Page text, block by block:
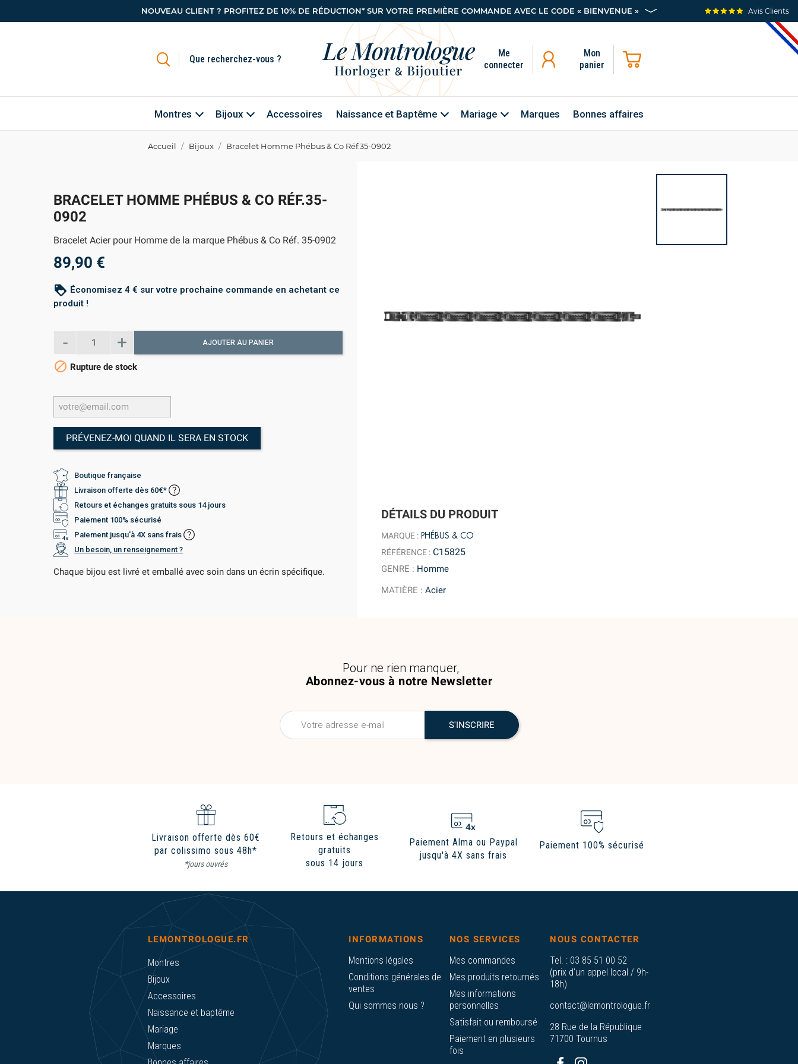
NOUVEAU CLIENT ? PROFITEZ DE 10% DE RÉDUCTION* SUR VOTRE PREMIÈRE COMMANDE AVEC LE CODE « BIENVENUE » Avis Clients
Me
connecter
Mon
panier
Montres Bijoux Accessoires Naissance et Baptême Mariage Marques Bonnes affaires
Accueil Bijoux Bracelet Homme Phébus & Co Réf.35-0902
DÉTAILS DU PRODUIT
MARQUE : PHÉBUS & CO
RÉFÉRENCE : C15825
GENRE : Homme
MATIÈRE : Acier
BRACELET HOMME PHÉBUS & CO RÉF.35-
0902
Bracelet Acier pour Homme de la marque Phébus & Co Réf. 35-0902
89,90 €
loyalty Économisez 4 € sur votre prochaine commande en achetant ce
produit !
AJOUTER AU PANIER
 Rupture de stock
PRÉVENEZ-MOI QUAND IL SERA EN STOCK
Boutique française
Livraison offerte dès 60€*
Retours et échanges gratuits sous 14 jours
Paiement 100% sécurisé
Paiement jusqu'à 4X sans frais
Un besoin, un renseignement ?
Chaque bijou est livré et emballé avec soin dans un écrin spécifique.
Abonnez-vous à notre Newsletter
Pour ne rien manquer,
Livraison offerte dès 60€
par colissimo sous 48h*
*jours ouvrés
Retours et échanges
gratuits
sous 14 jours
Paiement Alma ou Paypal
jusqu'à 4X sans frais
Paiement 100% sécurisé
LEMONTROLOGUE.FR
Montres
Bijoux
Accessoires
Naissance et baptême
Mariage
Marques
INFORMATIONS
Mentions légales
Conditions générales de
ventes
Qui sommes nous ?
NOS SERVICES
Mes commandes
Mes produits retournés
Mes informations
personnelles
Satisfait ou remboursé
Paiement en plusieurs
fois
NOUS CONTACTER
Tel. : 03 85 51 00 52
(prix d'un appel local / 9h-
18h)
contact@lemontrologue.fr
28 Rue de la République
71700 Tournus